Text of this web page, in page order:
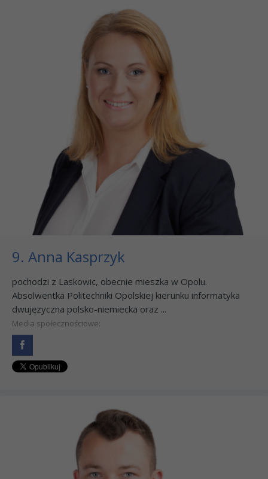
9. Anna Kasprzyk
pochodzi z Laskowic, obecnie mieszka w Opolu.
Absolwentka Politechniki Opolskiej kierunku informatyka
dwujęzyczna polsko-niemiecka oraz ...
Media społecznościowe: